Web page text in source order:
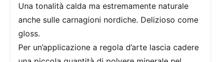
Una tonalità calda ma estremamente naturale
anche sulle carnagioni nordiche. Delizioso come
gloss.
Per un’applicazione a regola d’arte lascia cadere